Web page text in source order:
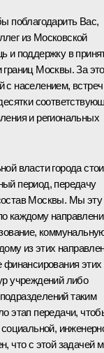
поблагодарить Вас,
из Московской
и поддержку в
границ Москвы. За
с населением, встреч
и региональных
власти города
период, передачу
Москвы. Мы эту
каждому
из этих
финансирования этих
учреждений либо
таким
этап передачи,
что с этой задачей